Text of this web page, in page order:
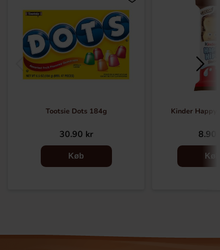
Tootsie Dots 184g
30.90 kr
Køb
Kinder Happy
8.90
Køb